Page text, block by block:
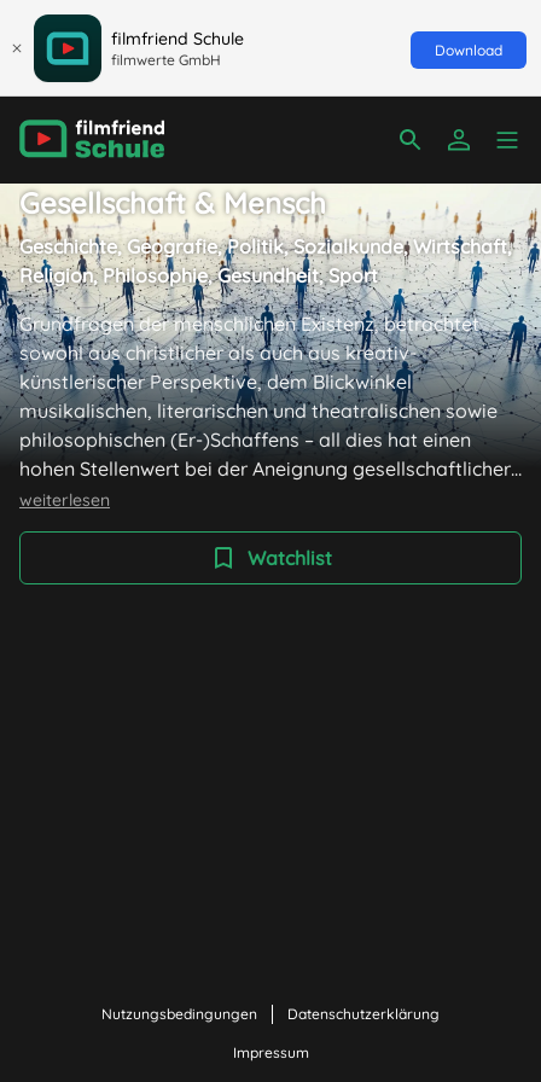
filmfriend Schule
filmwerte GmbH
Download
Gesellschaft & Mensch
Geschichte, Geografie, Politik, Sozialkunde, Wirtschaft,
Religion, Philosophie, Gesundheit, Sport
Grundfragen der menschlichen Existenz, betrachtet
sowohl aus christlicher als auch aus kreativ-
künstlerischer Perspektive, dem Blickwinkel
musikalischen, literarischen und theatralischen sowie
philosophischen (Er-)Schaffens – all dies hat einen
hohen Stellenwert bei der Aneignung gesellschaftlicher
Kompetenzen in der Schule. Nimmt man auch noch die
Relevanz des Sportunterrichts hinzu, wird ersichtlich,
dass auch Filme einen großen Anteil an diesen
Unterrichtsfächern haben können: weil sie (etwas)
weiterlesen
Watchlist
Nutzungsbedingungen Datenschutzerklärung
Impressum